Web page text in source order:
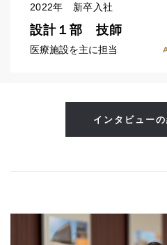
2022年 新卒入社
設計１部 技師
医療施設を主に担当
インタビュー